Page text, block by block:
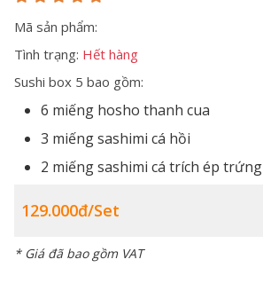
Mã sản phẩm:
Tình trạng: Hết hàng
Sushi box 5 bao gồm:
6 miếng hosho thanh cua
3 miếng sashimi cá hồi
2 miếng sashimi cá trích ép trứng
129.000đ/set
* Giá đã bao gồm VAT